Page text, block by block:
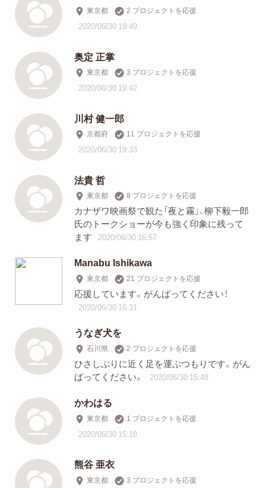
東京都 2 プロジェクトを応援
2020/06/30 19:49
奥定 正掌
東京都 3 プロジェクトを応援
2020/06/30 19:42
川村 健一郎
京都府 11 プロジェクトを応援
2020/06/30 19:33
法貴 哲
東京都 8 プロジェクトを応援
カナザワ映画祭で観た「夜と霧」、柳下毅一郎
氏のトークショーが今も強く印象に残って
ます
2020/06/30 16:57
Manabu Ishikawa
東京都 21 プロジェクトを応援
応援しています。がんばってください！
2020/06/30 16:31
うなぎ犬を
石川県 2 プロジェクトを応援
ひさしぶりに近く足を運ぶつもりです。がん
ばってください。
2020/06/30 15:48
かわはる
東京都 1 プロジェクトを応援
2020/06/30 15:18
熊谷 亜衣
東京都 3 プロジェクトを応援